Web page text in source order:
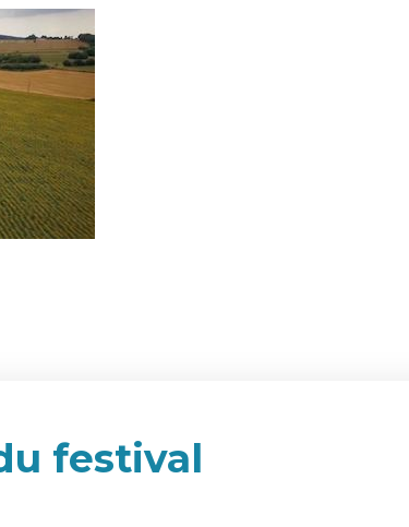
festival